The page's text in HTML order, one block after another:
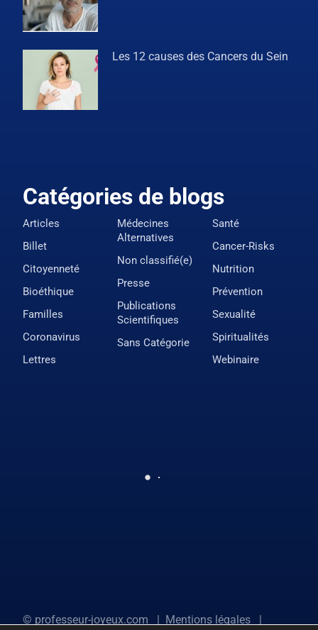
Les 12 causes des Cancers du Sein
Catégories de blogs
Articles
Billet
Citoyenneté
Bioéthique
Familles
Coronavirus
Lettres
Médecines
Alternatives
Non classifié(e)
Presse
Publications
Scientifiques
Sans Catégorie
Santé
Cancer-Risks
Nutrition
Prévention
Sexualité
Spiritualités
Webinaire
© professeur-joyeux.com | Mentions légales
|